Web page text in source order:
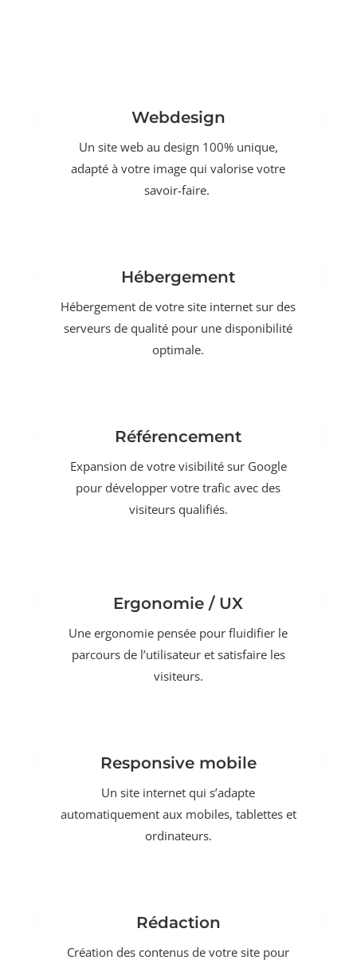
Webdesign
Un site web au design 100% unique,
adapté à votre image qui valorise votre
savoir-faire.
Hébergement
Hébergement de votre site internet sur des
serveurs de qualité pour une disponibilité
optimale.
Référencement
Expansion de votre visibilité sur Google
pour développer votre trafic avec des
visiteurs qualifiés.
Ergonomie / UX
Une ergonomie pensée pour fluidifier le
parcours de l’utilisateur et satisfaire les
visiteurs.
Responsive mobile
Un site internet qui s’adapte
automatiquement aux mobiles, tablettes et
ordinateurs.
Rédaction
Création des contenus de votre site pour